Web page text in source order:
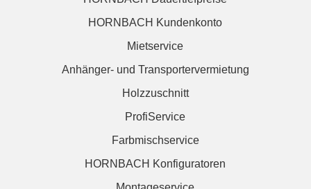
HORNBACH Kundenkonto
Mietservice
Anhänger- und Transportervermietung
Holzzuschnitt
ProfiService
Farbmischservice
HORNBACH Konfiguratoren